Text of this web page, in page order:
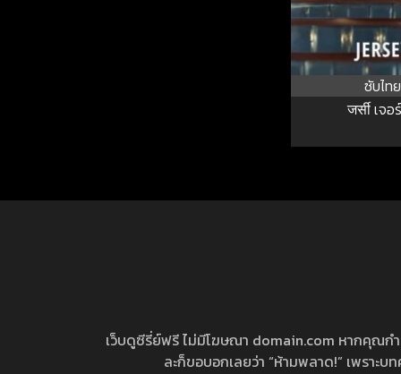
ซับไทย
जर्सी เจ
เว็บดูซีรี่ย์ฟรี ไม่มีโฆษณา domain.com หากคุณก
ละก็ขอบอกเลยว่า “ห้ามพลาด!” เพราะ